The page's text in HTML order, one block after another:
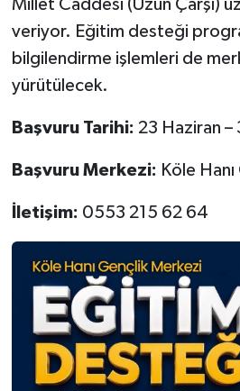
Millet Caddesi (Uzun Çarşı)
veriyor. Eğitim desteği
bilgilendirme işlemleri de
yürütülecek.
Başvuru Tarihi: 23 Haziran –
Başvuru Merkezi: Köle
İletişim: 0553 215 62 64